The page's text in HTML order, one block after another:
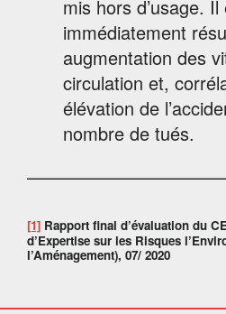
mis hors d’usage. Il
immédiatement
augmentation des
circulation et,
élévation de
nombre de tués.
[1] Rapport final d’évaluation du
d’Expertise sur les Risques
l’Aménagement), 07/ 2020